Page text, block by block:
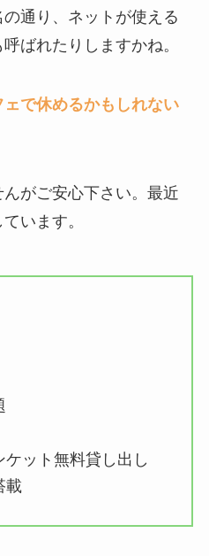
通り、ネットが使える
ばれたりしますかね。
ェで休めるかもしれない
がご安心下さい。最近
います。
ケット無料貸し出し
載